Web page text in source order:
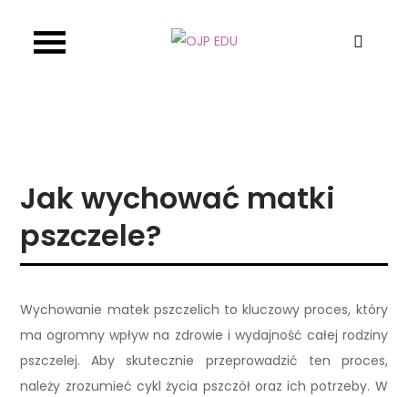
Jak wychować matki
pszczele?
Wychowanie matek pszczelich to kluczowy proces, który
ma ogromny wpływ na zdrowie i wydajność całej rodziny
pszczelej. Aby skutecznie przeprowadzić ten proces,
należy zrozumieć cykl życia pszczół oraz ich potrzeby. W